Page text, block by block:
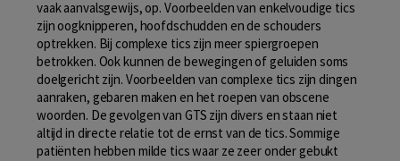
vaak aanvalsgewijs, op. Voorbeelden van enkelvoudige tics
zijn oogknipperen, hoofdschudden en de schouders
optrekken. Bij complexe tics zijn meer spiergroepen
betrokken. Ook kunnen de bewegingen of geluiden soms
doelgericht zijn. Voorbeelden van complexe tics zijn dingen
aanraken, gebaren maken en het roepen van obscene
woorden. De gevolgen van GTS zijn divers en staan niet
altijd in directe relatie tot de ernst van de tics. Sommige
patiënten hebben milde tics waar ze zeer onder gebukt